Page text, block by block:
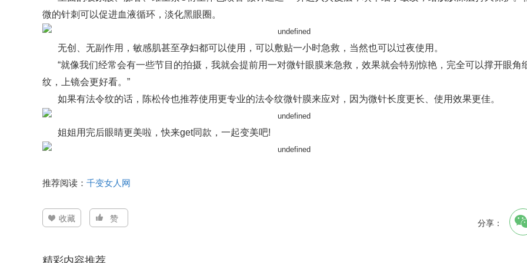
微的针刺可以促进血液循环，淡化黑眼圈。
无创、无副作用，敏感肌甚至孕妇都可以使用，可以敷贴一小时急救，当然也可以过夜使用。
“就像我们经常会有一些节目的拍摄，我就会提前用一对微针眼膜来急救，效果就会特别惊艳，完全可以撑开眼角
纹，上镜会更好看。”
如果有法令纹的话，陈松伶也推荐使用更专业的法令纹微针膜来应对，因为微针长度更长、使用效果更佳。
姐姐用完后眼睛更美啦，快来get同款，一起变美吧!
推荐阅读： 千变女人网
收藏 赞 分享：
精彩内容推荐